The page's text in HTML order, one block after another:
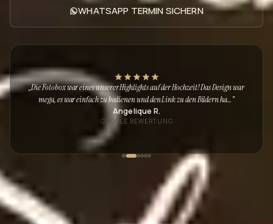
WHATSAPP TERMIN SICHERN
„Die Fotobox war eines unserer Highlights auf der Hochzeit! Das Design war
mega, es war einfach zu bedienen und den Link zu den Bildern ha…"
Angelique R.
GOOGLE BEWERTUNG